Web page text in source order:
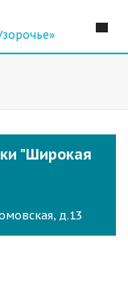
"Широкая
д.13